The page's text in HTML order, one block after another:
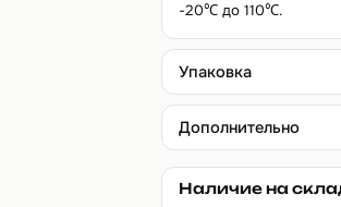
-20℃ до 110℃.
Упаковка
Дополнительно
Наличие на